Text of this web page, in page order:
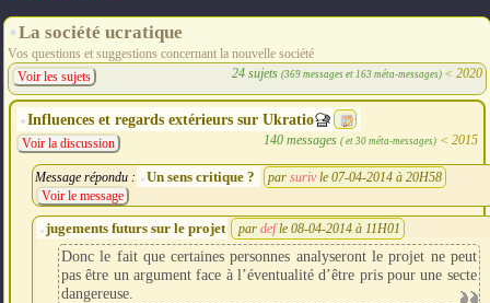
La société ucratique
Vos questions et suggestions concernant la nouvelle société
24 sujets (369 messages et 163 méta-messages) < 2020
Voir les sujets
Influences et regards extérieurs sur Ukratio
140 messages ( et 30 méta-messages)< 2015
Voir la discussion
Message répondu : Un sens critique ? par suriv le 07-04-2014 à 20H58
Voir le message
jugements futurs sur le projet par def le 08-04-2014 à 11H01
Donc le fait que certaines personnes analyseront le projet ne peut
pas être un argument face à l’éventualité d’être pris pour une secte
dangereuse.